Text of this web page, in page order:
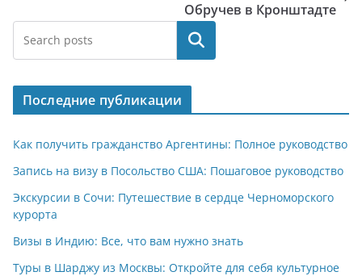
Обручев в Кронштадте
Поиск
Последние публикации
Как получить гражданство Аргентины: Полное руководство
Запись на визу в Посольство США: Пошаговое руководство
Экскурсии в Сочи: Путешествие в сердце Черноморского
курорта
Визы в Индию: Все, что вам нужно знать
Туры в Шарджу из Москвы: Откройте для себя культурное